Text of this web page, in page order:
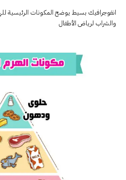
انفوجرافيك بسيط يوضح المكونات الرئيسية
والشراب لرياض الأطفال